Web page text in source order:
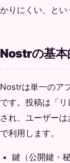
かりにくい、とい
Nostrの基本
Nostrは単一のア
です。投稿は「
され、ユーザー
で利用します。
鍵（公開鍵・